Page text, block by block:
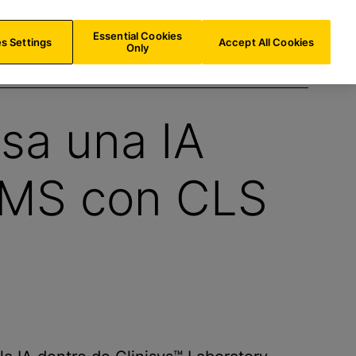
ES/ES
una IA
con CLS
Settings
Essential Cookies
Only
Accept All Cookies